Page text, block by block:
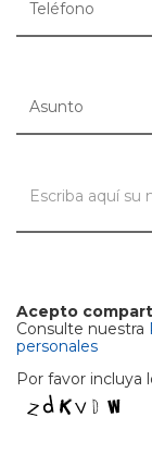
Acepto
Consulte nuestra
personales
Por favor incluya